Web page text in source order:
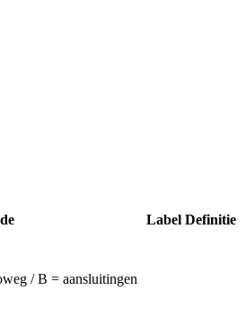
Label Definitie
/ B = aansluitingen